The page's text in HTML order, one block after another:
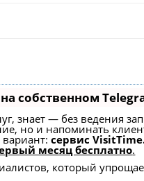
собственном
знает — без ведения
но и напоминать
сервис
месяц бесплатно.
который